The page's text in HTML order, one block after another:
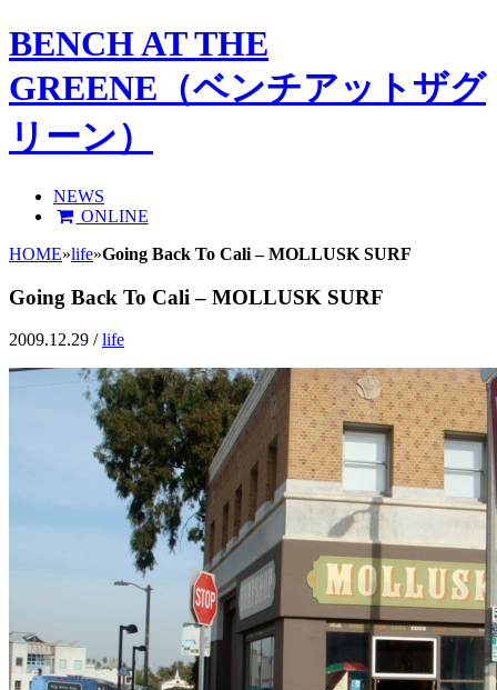
BENCH AT THE
GREENE（ベンチアットザグ
リーン）
NEWS
ONLINE
HOME»life»Going Back To Cali – MOLLUSK SURF
Going Back To Cali – MOLLUSK SURF
2009.12.29 /life